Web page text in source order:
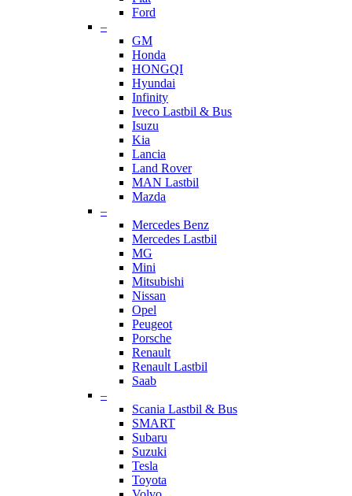
Ford
–
GM
Honda
HONGQI
Hyundai
Infinity
Iveco Lastbil & Bus
Isuzu
Kia
Lancia
Land Rover
MAN Lastbil
Mazda
–
Mercedes Benz
Mercedes Lastbil
MG
Mini
Mitsubishi
Nissan
Opel
Peugeot
Porsche
Renault
Renault Lastbil
Saab
–
Scania Lastbil & Bus
SMART
Subaru
Suzuki
Tesla
Toyota